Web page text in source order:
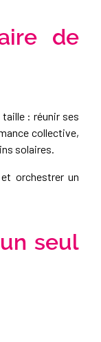
de
: réunir ses
collective,
solaires.
orchestrer un
seul